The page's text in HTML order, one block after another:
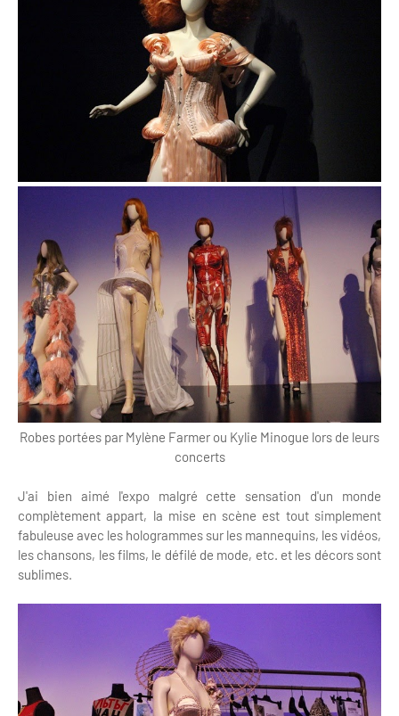
Robes portées par Mylène Farmer ou Kylie Minogue lors de leurs
concerts
J'ai bien aimé l'expo malgré cette sensation d'un monde
complètement appart, la mise en scène est tout simplement
fabuleuse avec les hologrammes sur les mannequins, les vidéos,
les chansons, les films, le défilé de mode, etc. et les décors sont
sublimes.